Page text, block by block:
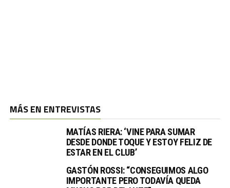
MÁS EN ENTREVISTAS
MATÍAS RIERA: ‘VINE PARA SUMAR
DESDE DONDE TOQUE Y ESTOY FELIZ DE
ESTAR EN EL CLUB’
GASTÓN ROSSI: “CONSEGUIMOS ALGO
IMPORTANTE PERO TODAVÍA QUEDA